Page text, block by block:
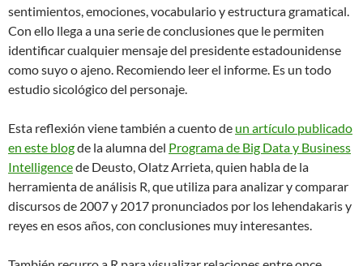
sentimientos, emociones, vocabulario y estructura gramatical.
Con ello llega a una serie de conclusiones que le permiten
identificar cualquier mensaje del presidente estadounidense
como suyo o ajeno. Recomiendo leer el informe. Es un todo
estudio sicológico del personaje.
Esta reflexión viene también a cuento de un artículo publicado
en este blogde la alumna del Programa de Big Data y Business
Intelligencede Deusto, Olatz Arrieta, quien habla de la
herramienta de análisis R, que utiliza para analizar y comparar
discursos de 2007 y 2017 pronunciados por los lehendakaris y
reyes en esos años, con conclusiones muy interesantes.